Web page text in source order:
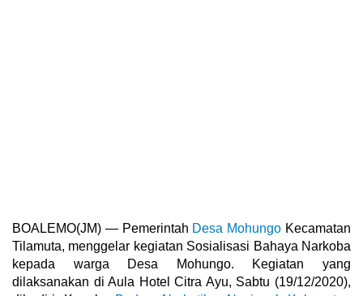
BOALEMO(JM) — Pemerintah Desa Mohungo Kecamatan
Tilamuta, menggelar kegiatan Sosialisasi Bahaya Narkoba
kepada warga Desa Mohungo. Kegiatan yang
dilaksanakan di Aula Hotel Citra Ayu, Sabtu (19/12/2020),